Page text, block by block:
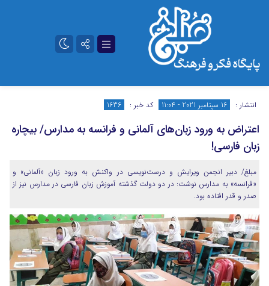
تلگرام آپارات
انتشار : 16 سپتامبر 2021 - 11:04 کد خبر : 1636
اعتراض به ورود زبان‌های آلمانی‌ و فرانسه به مدارس/ بیچاره
زبان فارسی!
مبلغ/ دبیر انجمن ویرایش و درست‌نویسی در واکنش به ورود زبان «آلمانی» و
«فرانسه» به مدارس نوشت: در دو دولت گذشته آموزش زبان فارسی در مدارس نیز از
صدر و قدر افتاده بود.